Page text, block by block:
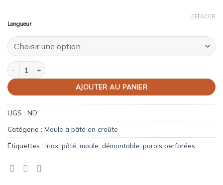
Longueur
EFFACER
quantité de Moule à mini pâté en croûte perforé inox – démontable
AJOUTER AU PANIER
UGS : ND
Catégorie : Moule à pâté en croûte
Étiquettes : inox pâté moule démontable parois perforées